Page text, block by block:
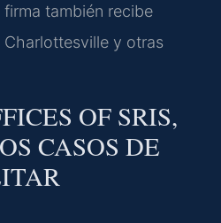
también recibe
y otras
OF SRIS,
CASOS DE